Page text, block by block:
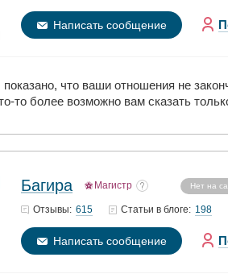
Написать сообщение
показано, что ваши отношения не
то более возможно вам сказать
Багира Магистр Нет на
Отзывы: 615 Статьи в блоге: 198
Написать сообщение